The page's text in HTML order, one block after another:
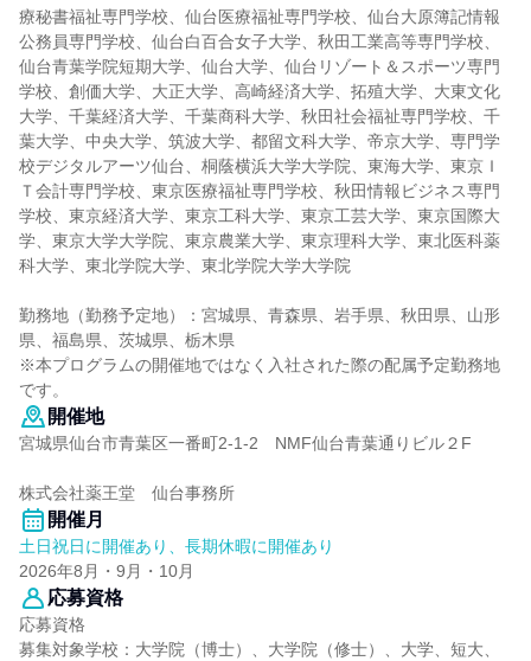
療秘書福祉専門学校、仙台医療福祉専門学校、仙台大原簿記情報
公務員専門学校、仙台白百合女子大学、秋田工業高等専門学校、
仙台青葉学院短期大学、仙台大学、仙台リゾート＆スポーツ専門
学校、創価大学、大正大学、高崎経済大学、拓殖大学、大東文化
大学、千葉経済大学、千葉商科大学、秋田社会福祉専門学校、千
葉大学、中央大学、筑波大学、都留文科大学、帝京大学、専門学
校デジタルアーツ仙台、桐蔭横浜大学大学院、東海大学、東京Ｉ
Ｔ会計専門学校、東京医療福祉専門学校、秋田情報ビジネス専門
学校、東京経済大学、東京工科大学、東京工芸大学、東京国際大
学、東京大学大学院、東京農業大学、東京理科大学、東北医科薬
科大学、東北学院大学、東北学院大学大学院
勤務地（勤務予定地）：宮城県、青森県、岩手県、秋田県、山形
県、福島県、茨城県、栃木県
※本プログラムの開催地ではなく入社された際の配属予定勤務地
です。
開催地
宮城県仙台市青葉区一番町2-1-2 NMF仙台青葉通りビル２F
株式会社薬王堂 仙台事務所
開催月
土日祝日に開催あり、長期休暇に開催あり
2026年8月・9月・10月
応募資格
応募資格
募集対象学校：大学院（博士）、大学院（修士）、大学、短大、